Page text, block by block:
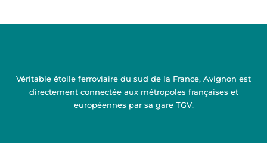
Véritable étoile ferroviaire du sud de la France, Avignon est
directement connectée aux métropoles françaises et
européennes par sa gare TGV.